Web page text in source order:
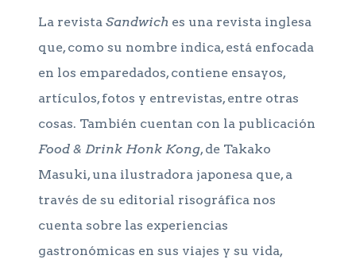
La revista Sandwich es una revista inglesa
que, como su nombre indica, está enfocada
en los emparedados, contiene ensayos,
artículos, fotos y entrevistas, entre otras
cosas. También cuentan con la publicación
Food & Drink Honk Kong, de Takako
Masuki, una ilustradora japonesa que, a
través de su editorial risográfica nos
cuenta sobre las experiencias
gastronómicas en sus viajes y su vida,